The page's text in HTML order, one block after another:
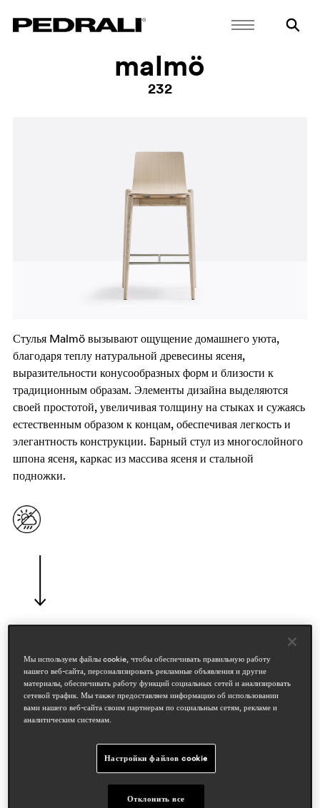
malmö
232
Стулья Malmö вызывают ощущение домашнего уюта,
благодаря теплу натуральной древесины ясеня,
выразительности конусообразных форм и близости к
традиционным образам. Элементы дизайна выделяются
своей простотой, увеличивая толщину на стыках и сужаясь
естественным образом к концам, обеспечивая легкость и
элегантность конструкции. Барный стул из многослойного
шпона ясеня, каркас из массива ясеня и стальной
подножки.
дизайнеры
cazzaniga mandelli pagliarulo
области
hospitality
residential
proyecto contract
Мы используем файлы cookie, чтобы обеспечивать правильную работу
нашего веб-сайта, персонализировать рекламные объявления и другие
материалы, обеспечивать работу функций социальных сетей и анализировать
сетевой трафик. Мы также предоставляем информацию об использовании
вами нашего веб-сайта своим партнерам по социальным сетям, рекламе и
аналитическим системам.
Настройки файлов cookie
Отклонить все